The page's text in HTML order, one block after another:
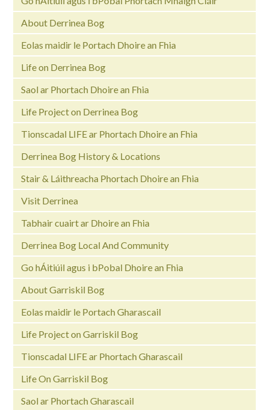
About Derrinea Bog
Eolas maidir le Portach Dhoire an Fhia
Life on Derrinea Bog
Saol ar Phortach Dhoire an Fhia
Life Project on Derrinea Bog
Tionscadal LIFE ar Phortach Dhoire an Fhia
Derrinea Bog History & Locations
Stair & Láithreacha Phortach Dhoire an Fhia
Visit Derrinea
Tabhair cuairt ar Dhoire an Fhia
Derrinea Bog Local And Community
Go hÁitiúil agus i bPobal Dhoire an Fhia
About Garriskil Bog
Eolas maidir le Portach Gharascail
Life Project on Garriskil Bog
Tionscadal LIFE ar Phortach Gharascail
Life On Garriskil Bog
Saol ar Phortach Gharascail